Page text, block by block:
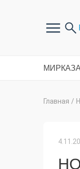
МИР
Главная /